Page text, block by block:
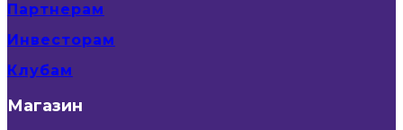
Партнерам
Инвесторам
Клубам
Магазин